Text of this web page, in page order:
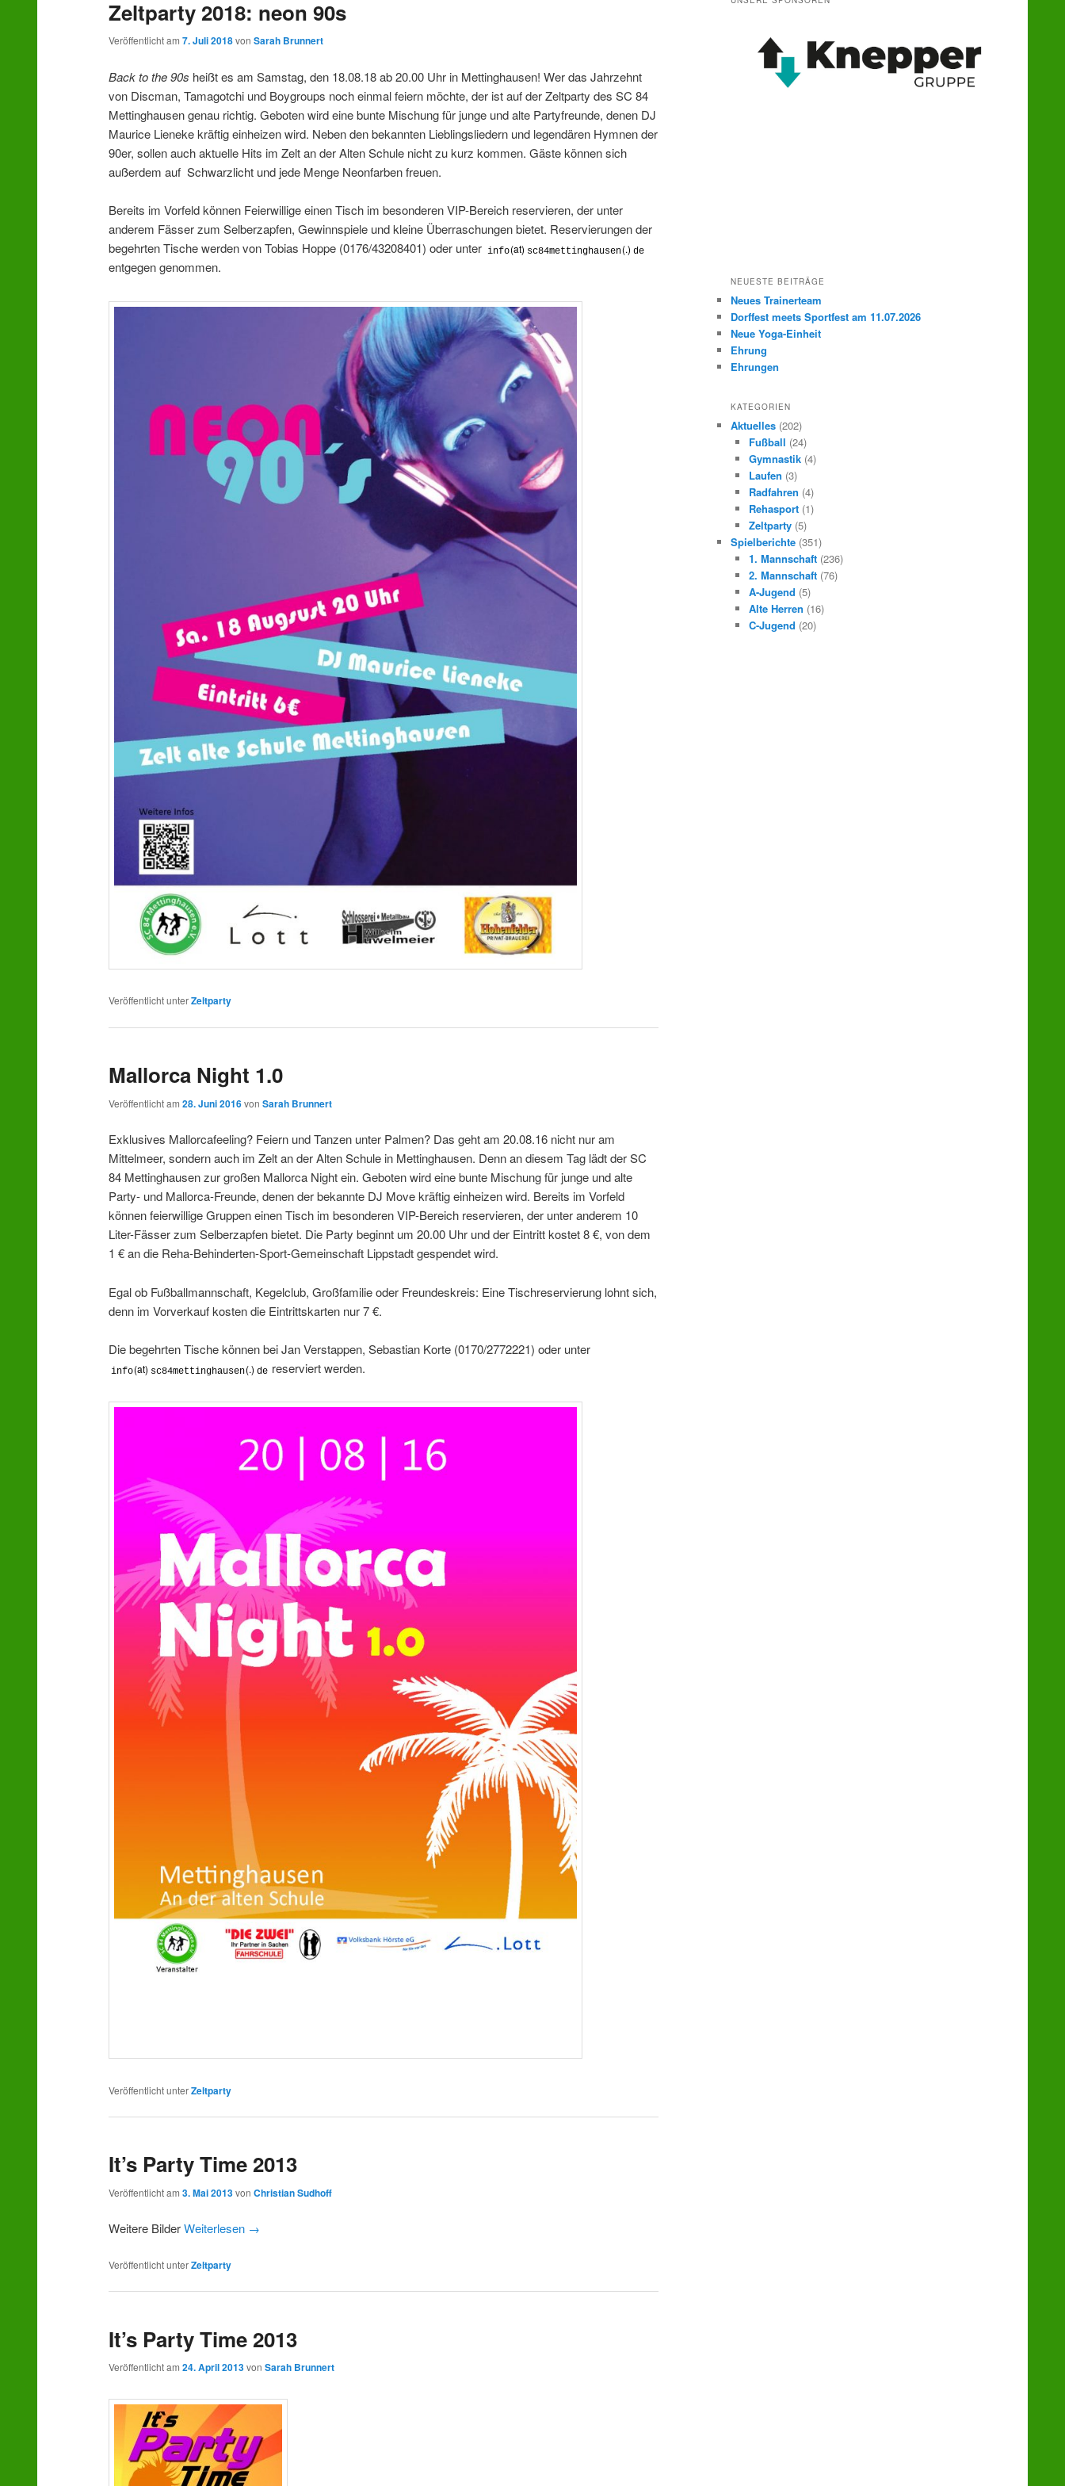
wechseln
Zeltparty 2018: neon 90s
Veröffentlicht am7. Juli 2018vonSarah Brunnert
Back to the 90s heißt es am Samstag, den 18.08.18 ab 20.00 Uhr in Mettinghausen! Wer das Jahrzehnt
von Discman, Tamagotchi und Boygroups noch einmal feiern möchte, der ist auf der Zeltparty des SC 84
Mettinghausen genau richtig. Geboten wird eine bunte Mischung für junge und alte Partyfreunde, denen DJ
Maurice Lieneke kräftig einheizen wird. Neben den bekannten Lieblingsliedern und legendären Hymnen der
90er, sollen auch aktuelle Hits im Zelt an der Alten Schule nicht zu kurz kommen. Gäste können sich
außerdem auf Schwarzlicht und jede Menge Neonfarben freuen.
Bereits im Vorfeld können Feierwillige einen Tisch im besonderen VIP-Bereich reservieren, der unter
anderem Fässer zum Selberzapfen, Gewinnspiele und kleine Überraschungen bietet. Reservierungen der
begehrten Tische werden von Tobias Hoppe (0176/43208401) oder unter
(at) (.)
entgegen genommen.
Veröffentlicht unterZeltparty
Mallorca Night 1.0
Veröffentlicht am28. Juni 2016vonSarah Brunnert
Exklusives Mallorcafeeling? Feiern und Tanzen unter Palmen? Das geht am 20.08.16 nicht nur am
Mittelmeer, sondern auch im Zelt an der Alten Schule in Mettinghausen. Denn an diesem Tag lädt der SC
84 Mettinghausen zur großen Mallorca Night ein. Geboten wird eine bunte Mischung für junge und alte
Party- und Mallorca-Freunde, denen der bekannte DJ Move kräftig einheizen wird. Bereits im Vorfeld
können feierwillige Gruppen einen Tisch im besonderen VIP-Bereich reservieren, der unter anderem 10
Liter-Fässer zum Selberzapfen bietet. Die Party beginnt um 20.00 Uhr und der Eintritt kostet 8 €, von dem
1 € an die Reha-Behinderten-Sport-Gemeinschaft Lippstadt gespendet wird.
Egal ob Fußballmannschaft, Kegelclub, Großfamilie oder Freundeskreis: Eine Tischreservierung lohnt sich,
denn im Vorverkauf kosten die Eintrittskarten nur 7 €.
Die begehrten Tische können bei Jan Verstappen, Sebastian Korte (0170/2772221) oder unter
(at) (.) reserviert werden.
Veröffentlicht unterZeltparty
It’s Party Time 2013
Veröffentlicht am3. Mai 2013vonChristian Sudhoff
Weitere BilderWeiterlesen →
Veröffentlicht unterZeltparty
It’s Party Time 2013
Veröffentlicht am24. April 2013vonSarah Brunnert
NEUESTE BEITRÄGE
Neues Trainerteam
Dorffest meets Sportfest am 11.07.2026
Neue Yoga-Einheit
Ehrung
Ehrungen
KATEGORIEN
Aktuelles (202)
Fußball (24)
Gymnastik(4)
Laufen (3)
Radfahren (4)
Rehasport(1)
Zeltparty(5)
Spielberichte (351)
1. Mannschaft(236)
2. Mannschaft(76)
A-Jugend (5)
Alte Herren (16)
C-Jugend (20)